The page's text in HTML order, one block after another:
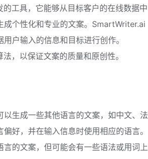
工具，它能够从目标客户的在线数据中
个性化和专业的文案。SmartWriter.ai
户输入的信息和目标进行创作。
，以保证文案的质量和原创性。
生成一些其他语言的文案，如中文、法
好，并在输入信息时使用相应的语言。
的文案，但可能会有一些语法或用词上